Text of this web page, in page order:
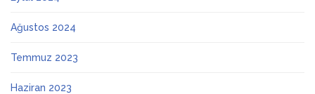
Ağustos 2024
Temmuz 2023
Haziran 2023